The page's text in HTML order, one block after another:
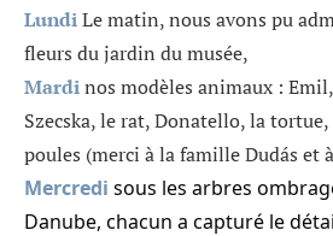
LundiLe matin, nous avons pu
fleurs du jardin du musée,
Mardinos modèles animaux :
Szecska, le rat, Donatello, la tortue,
poules (merci à la famille Dudás et
Mercredi sous les arbres
Danube, chacun a capturé le